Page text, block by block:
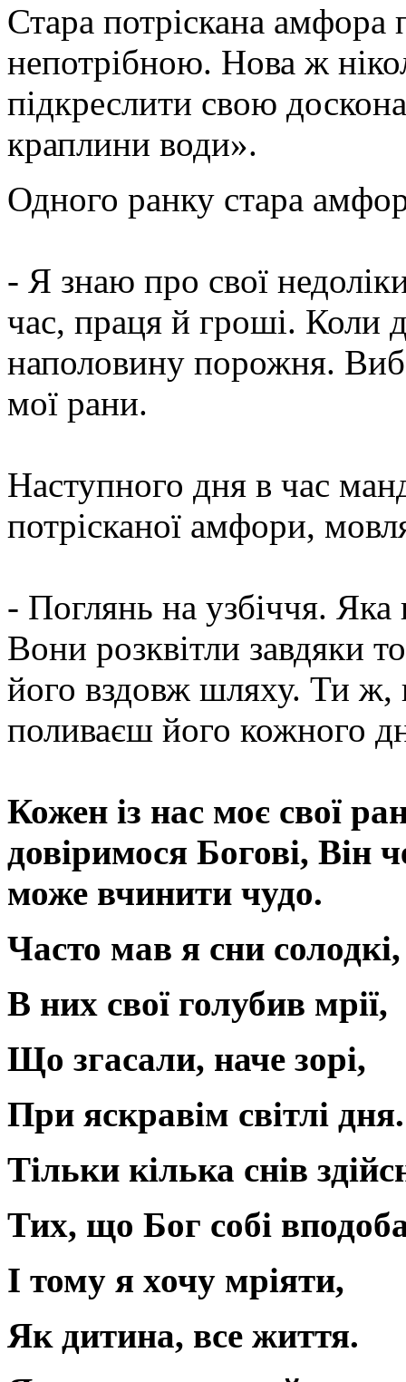
Стара потріскана амфора
непотрібною. Нова ж
підкреслити свою
краплини води».
Одного ранку стара
- Я знаю про свої
час, праця й гроші. Коли
наполовину порожня.
мої рани.
Наступного дня в час
потрісканої амфори,
- Поглянь на узбіччя. Яка
Вони розквітли завдяки
його вздовж шляху. Ти ж,
поливаєш його кожного
Кожен із нас моє свої
довіримося Богові, Він
може вчинити чудо.
Часто мав я сни солодкі,
В них свої голубив мрії,
Що згасали, наче зорі,
При яскравім світлі дня.
Тільки кілька снів
Тих, що Бог собі
І тому я хочу мріяти,
Як дитина, все життя.